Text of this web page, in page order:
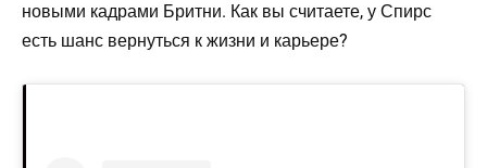
новыми кадрами Бритни. Как вы считаете, у Спирс
есть шанс вернуться к жизни и карьере?